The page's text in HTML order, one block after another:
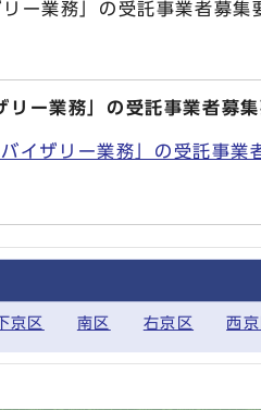
ー業務」の受託事業者募集
ー業務」の受託事業者募
ザリー業務」の受託事業
京区 南区 右京区 西